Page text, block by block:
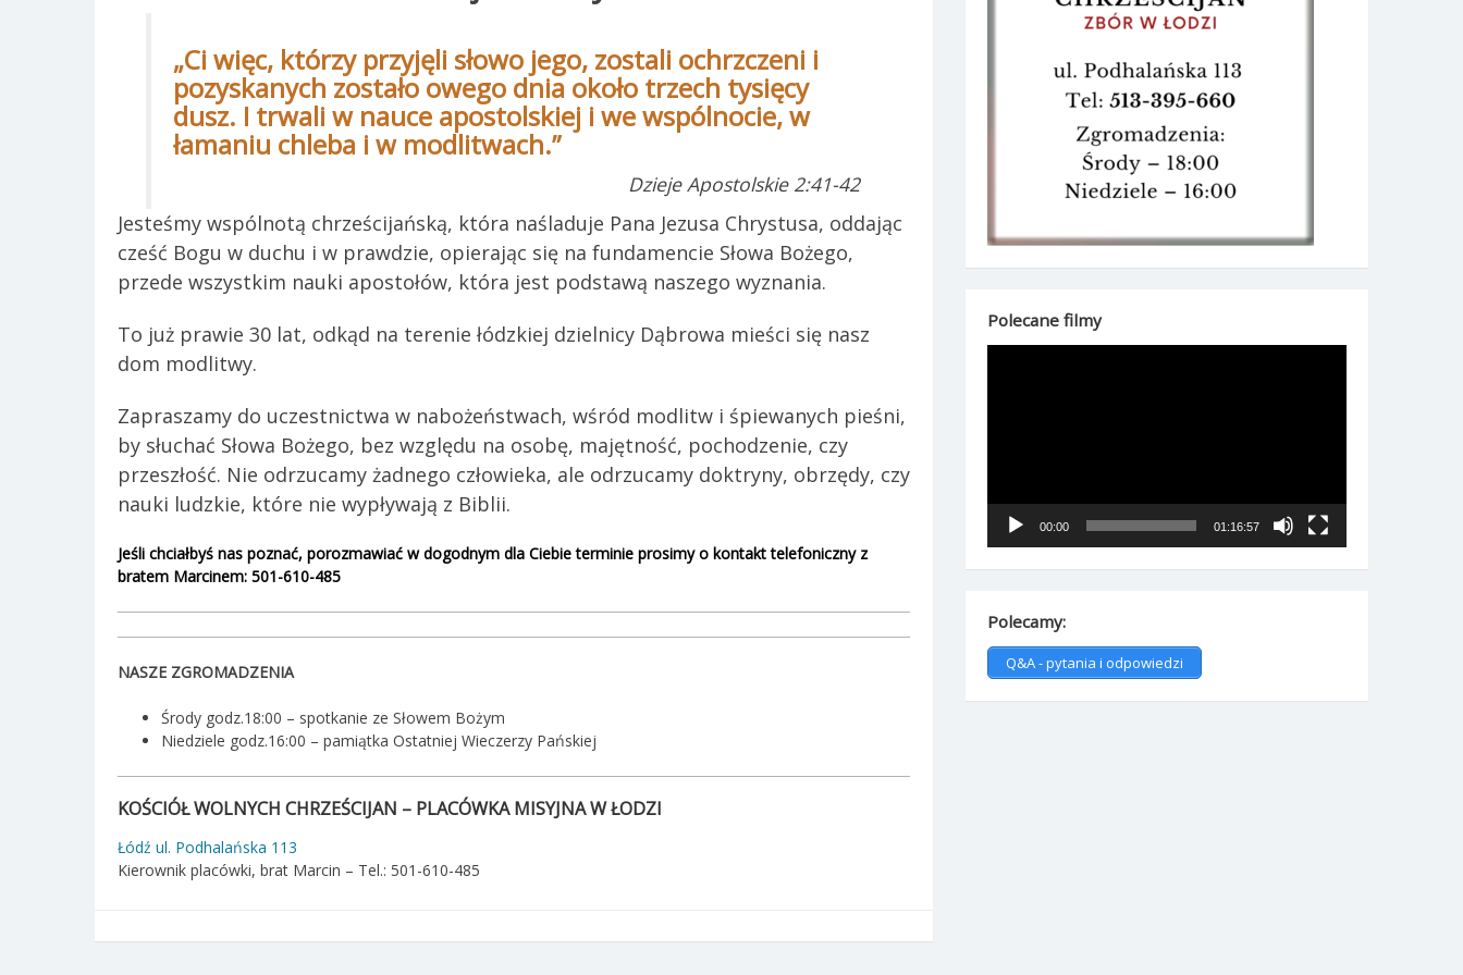
„Ci więc, którzy przyjęli słowo jego, zostali ochrzczeni i
pozyskanych zostało owego dnia około trzech tysięcy
dusz. I trwali w nauce apostolskiej i we wspólnocie, w
łamaniu chleba i w modlitwach.”
Dzieje Apostolskie 2:41-42
Jesteśmy wspólnotą chrześcijańską, która naśladuje Pana Jezusa Chrystusa, oddając
cześć Bogu w duchu i w prawdzie, opierając się na fundamencie Słowa Bożego,
przede wszystkim nauki apostołów, która jest podstawą naszego wyznania.
To już prawie 30 lat, odkąd na terenie łódzkiej dzielnicy Dąbrowa mieści się nasz
dom modlitwy.
Zapraszamy do uczestnictwa w nabożeństwach, wśród modlitw i śpiewanych pieśni,
by słuchać Słowa Bożego, bez względu na osobę, majętność, pochodzenie, czy
przeszłość. Nie odrzucamy żadnego człowieka, ale odrzucamy doktryny, obrzędy, czy
nauki ludzkie, które nie wypływają z Biblii.
Jeśli chciałbyś nas poznać, porozmawiać w dogodnym dla Ciebie terminie prosimy o kontakt telefoniczny z
bratem Marcinem: 501-610-485
NASZE ZGROMADZENIA
Środy godz.18:00 – spotkanie ze Słowem Bożym
Niedziele godz.16:00 – pamiątka Ostatniej Wieczerzy Pańskiej
KOŚCIÓŁ WOLNYCH CHRZEŚCIJAN – PLACÓWKA MISYJNA W ŁODZI
Łódź ul. Podhalańska 113
Kierownik placówki, brat Marcin – Tel.: 501-610-485
Polecane filmy
00:00 01:16:57
Polecamy:
Q&A - pytania i odpowiedzi